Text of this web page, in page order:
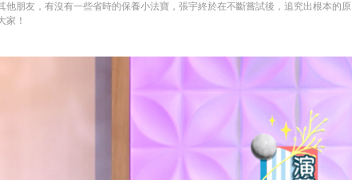
朋友，有沒有一些省時的保養小法寶，張宇終於在不斷嘗試後，追究出根本的原
家！